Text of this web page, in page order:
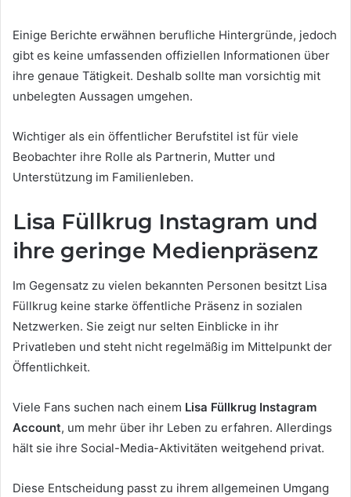
Einige Berichte erwähnen berufliche Hintergründe, jedoch
gibt es keine umfassenden offiziellen Informationen über
ihre genaue Tätigkeit. Deshalb sollte man vorsichtig mit
unbelegten Aussagen umgehen.
Wichtiger als ein öffentlicher Berufstitel ist für viele
Beobachter ihre Rolle als Partnerin, Mutter und
Unterstützung im Familienleben.
Lisa Füllkrug Instagram und
ihre geringe Medienpräsenz
Im Gegensatz zu vielen bekannten Personen besitzt Lisa
Füllkrug keine starke öffentliche Präsenz in sozialen
Netzwerken. Sie zeigt nur selten Einblicke in ihr
Privatleben und steht nicht regelmäßig im Mittelpunkt der
Öffentlichkeit.
Viele Fans suchen nach einem Lisa Füllkrug Instagram
Account, um mehr über ihr Leben zu erfahren. Allerdings
hält sie ihre Social-Media-Aktivitäten weitgehend privat.
Diese Entscheidung passt zu ihrem allgemeinen Umgang